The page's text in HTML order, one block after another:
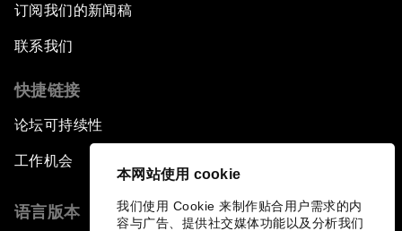
本网站使用 cookie
我们使用 Cookie 来制作贴合用户需求的内
容与广告、提供社交媒体功能以及分析我们
订阅我们的新闻稿
联系我们
快捷链接
论坛可持续性
工作机会
语言版本